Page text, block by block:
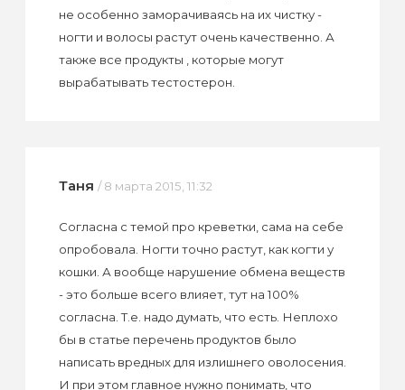
не особенно заморачиваясь на их чистку -
ногти и волосы растут очень качественно. А
также все продукты , которые могут
вырабатывать тестостерон.
Таня / 8 марта 2015, 11:32
Согласна с темой про креветки, сама на себе
опробовала. Ногти точно растут, как когти у
кошки. А вообще нарушение обмена веществ
- это больше всего влияет, тут на 100%
согласна. Т.е. надо думать, что есть. Неплохо
бы в статье перечень продуктов было
написать вредных для излишнего оволосения.
И при этом главное нужно понимать, что